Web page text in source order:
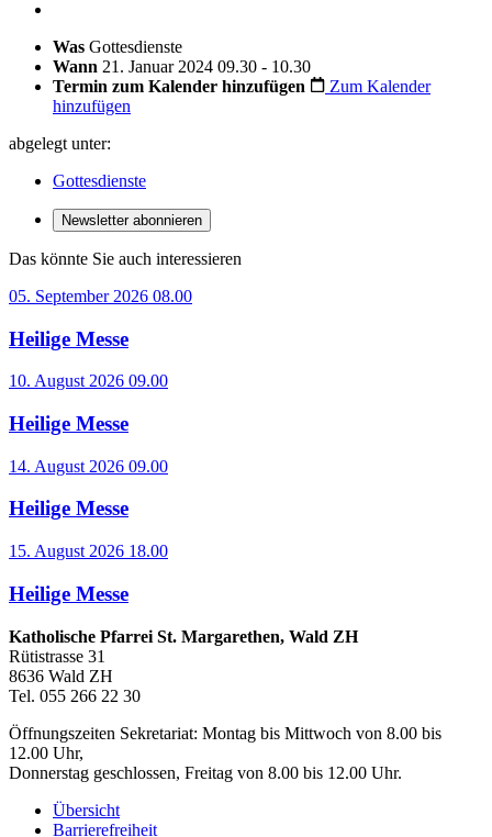
Was Gottesdienste
Wann 21. Januar 2024 09.30 - 10.30
Termin zum Kalender hinzufügen
Zum Kalender
hinzufügen
abgelegt unter:
Gottesdienste
Newsletter abonnieren
Das könnte Sie auch interessieren
05. September 2026 08.00
Heilige Messe
10. August 2026 09.00
Heilige Messe
14. August 2026 09.00
Heilige Messe
15. August 2026 18.00
Heilige Messe
Katholische Pfarrei St. Margarethen, Wald ZH
Rütistrasse 31
8636 Wald ZH
Tel. 055 266 22 30
Öffnungszeiten Sekretariat: Montag bis Mittwoch von 8.00 bis
12.00 Uhr,
Donnerstag geschlossen, Freitag von 8.00 bis 12.00 Uhr.
Übersicht
Barrierefreiheit